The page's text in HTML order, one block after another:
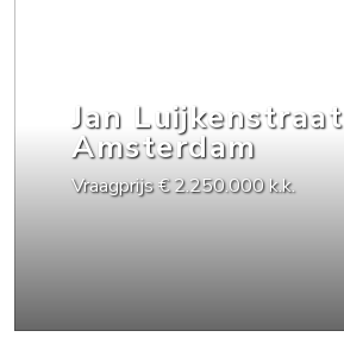
Jan Luijkenstraat
Amsterdam
Vraagprijs€ 2.250.000k.k.